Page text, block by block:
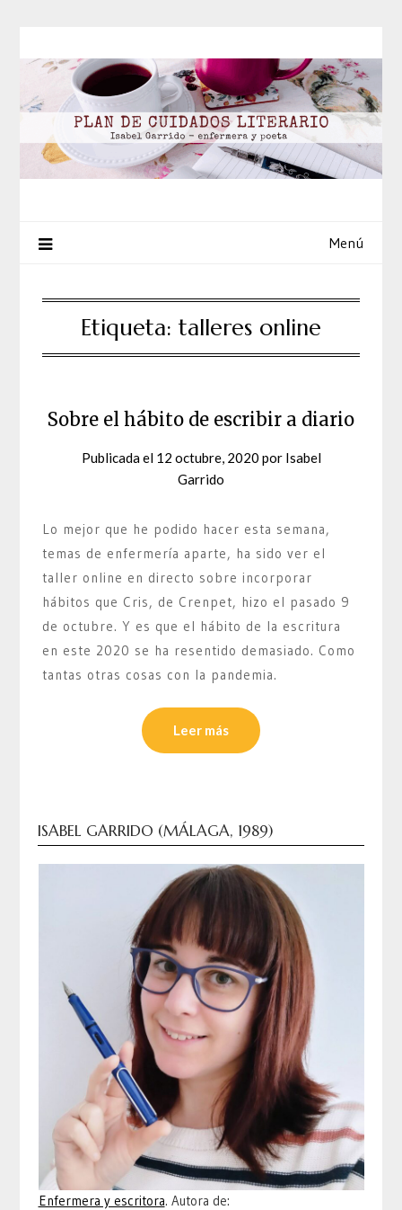
contenido
Menú
Etiqueta: talleres online
Sobre el hábito de escribir a diario
Publicada el 12 octubre, 2020 por Isabel
Garrido
Lo mejor que he podido hacer esta semana,
temas de enfermería aparte, ha sido ver el
taller online en directo sobre incorporar
hábitos que Cris, de Crenpet, hizo el pasado 9
de octubre. Y es que el hábito de la escritura
en este 2020 se ha resentido demasiado. Como
tantas otras cosas con la pandemia.
Leer más
ISABEL GARRIDO (MÁLAGA, 1989)
Enfermera y escritora. Autora de: